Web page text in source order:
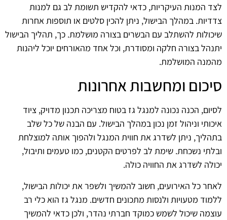
לצד המנות העיקריות, כדאי להקדיש תשומת לב גם למנות
צדדיות. במהלך הבישול, ניתן להכין סלטים או תוספות אחרות
שיכולות להשתלב עם הבשרים בצורה מושלמת. כך, תהליך הבישול
יתנהל בצורה חלקה ומסודרת, וכל אחד מהאורחים יוכל ליהנות
מהמנה המושלמת.
סיכום ומחשבות אחרונות
לסיום, הכנה נכונה למנגל גז בטוח מצריכה תכנון מדויק, ציוד
איכותי וניהול זמן נכון במהלך הבישול. עם הבנה של כל שלב
בתהליך, ניתן לשדרג את חווית המנגל ולהפוך אותה למוצלחת
ובלתי נשכחת. שימת לב לפרטים הקטנים, כמו טעמים ותיבול,
יכולה לשדרג את החוויה כולה.
לאחר כל האירועים, חשוב להמשיך ולשפר את יכולות הבישול,
ללמוד מטעויות ולנסות מתכונים חדשים. מנגל גז הוא כלי רב
עוצמה שיכול לשמש כמוקד חברתי נהדר, ולכן כדאי להמשיך